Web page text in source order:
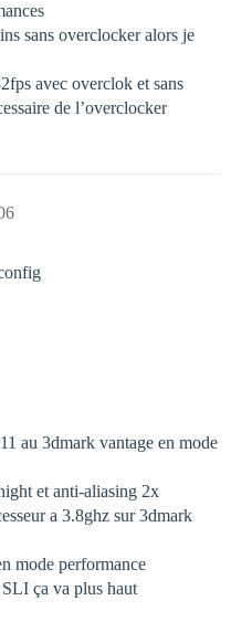
sans overclocker alors je
avec overclok et sans
de l’overclocker
au 3dmark vantage en mode
et anti-aliasing 2x
a 3.8ghz sur 3dmark
mode performance
ça va plus haut